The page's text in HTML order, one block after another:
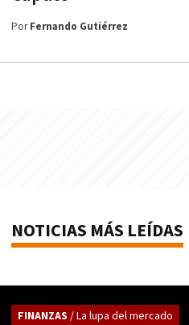
PorFernando Gutiérrez
NOTICIAS MÁS LEÍDAS
FINANZAS / La lupa del mercado